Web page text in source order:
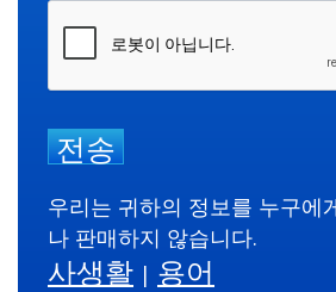
전송
우리는 귀하의 정보를 누구에
나 판매하지 않습니다.
사생활 | 용어